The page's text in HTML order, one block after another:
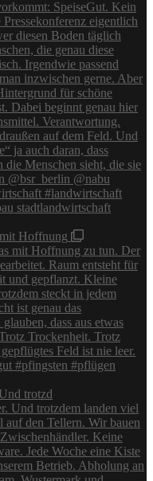
Hoffnung
trotzd